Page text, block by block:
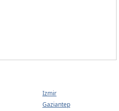
Izmir
Gaziantep